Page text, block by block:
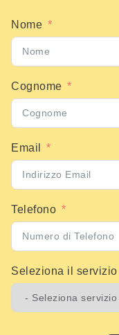
Nome
Cognome
Email
Telefono
Seleziona il servizio